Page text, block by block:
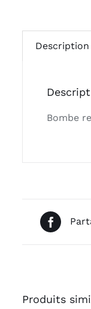
Description
Bombe
Produits